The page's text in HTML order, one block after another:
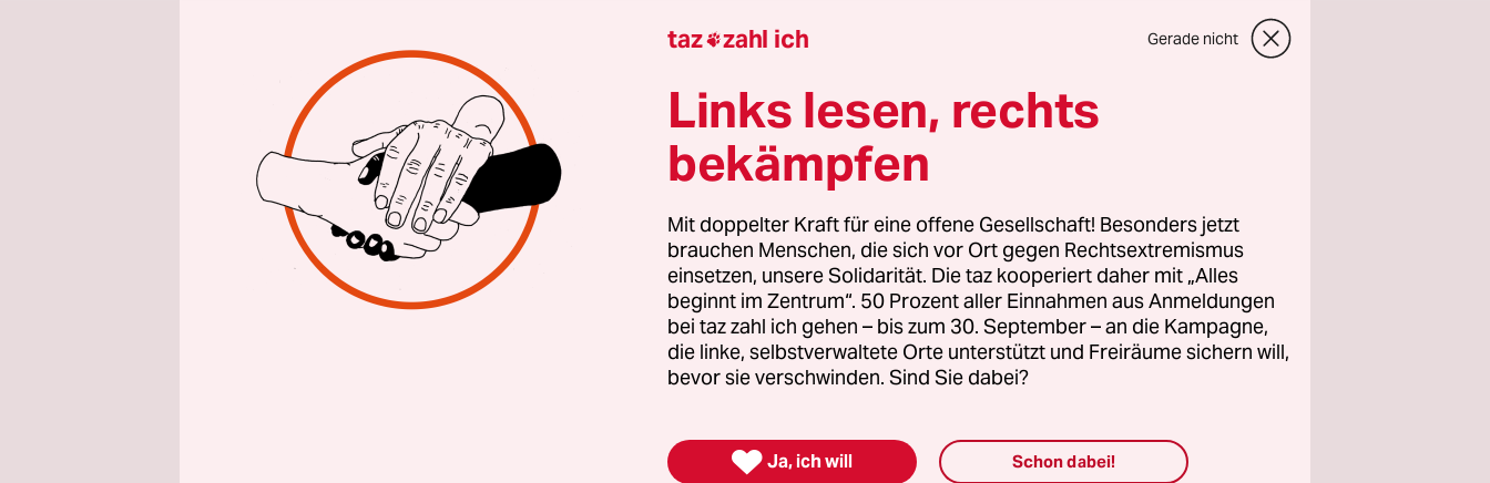
Manchmal sprechen ihn die Beamt*innen auf der Straße sogar mit
seinem Namen an. Viele Streifen- und Task-Force-Polizist*innen
kennen Barakat H. Seit 2016 wohnt er in Hamburg-St. Pauli – und die
Polizei ist eigentlich auch immer da.Die Task Force Drogenmacht hier
seit 2015 fast täglich Jagd auf Kleindealer und Geflüchtete, die sie für
Kleindealer hält. Aber unter den Beamt*innen gibt es viel Fluktuation,
einige kennen Barakat H. nicht oder können sich sein Gesicht nicht
merken – was dazu führt, dass der gebürtige Togoer ständig kon­
trolliert wird.
Im Februar 2017 hat H. beschlossen, dass das zu weit geht – und Klage
beim Verwaltungsgericht eingereicht. Die Beklagte: die Stadt
heutigen Mittwoch eröffnet. „Es ist ja nicht nur drei- oder viermal
vorgekommen, dass die Polizei mich kontrolliert“, sagt H., „sondern
taz zahl ich Gerade nicht
Links lesen, rechts
bekämpfen
Mit doppelter Kraft für eine offene Gesellschaft! Besonders jetzt
brauchen Menschen, die sich vor Ort gegen Rechtsextremismus
einsetzen, unsere Solidarität. Die taz kooperiert daher mit „Alles
beginnt im Zentrum“. 50 Prozent aller Einnahmen aus Anmeldungen
bei taz zahl ich gehen – bis zum 30. September – an die Kampagne,
die linke, selbstverwaltete Orte unterstützt und Freiräume sichern will,
bevor sie verschwinden. Sind Sie dabei?
 Ja, ich will Schon dabei!